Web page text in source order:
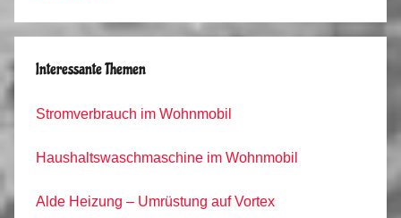
Interessante Themen
Stromverbrauch im Wohnmobil
Haushaltswaschmaschine im Wohnmobil
Alde Heizung – Umrüstung auf Vortex